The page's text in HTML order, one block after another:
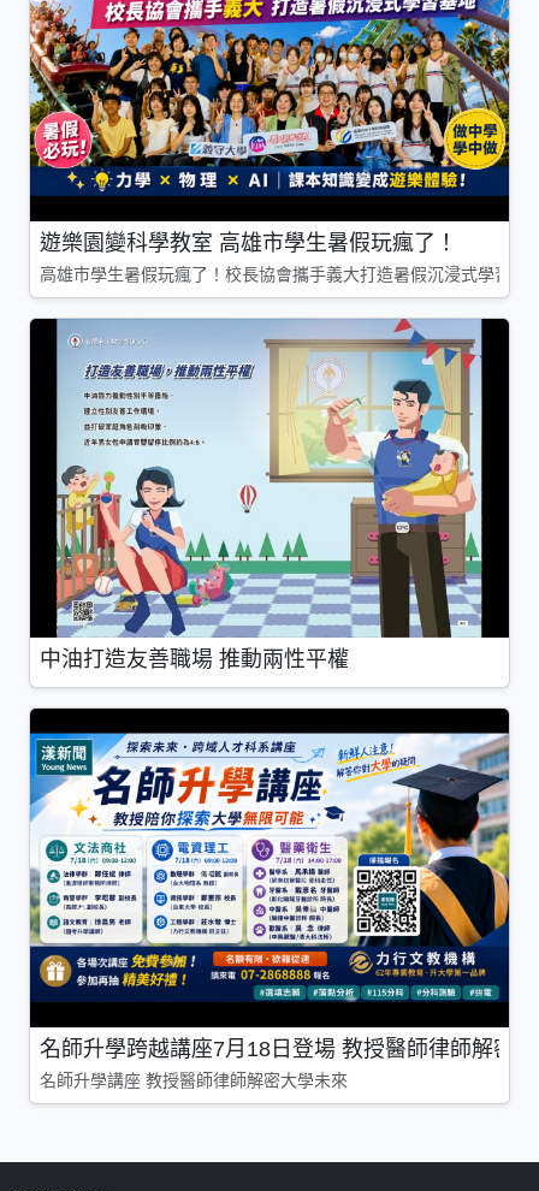
遊樂園變科學教室 高雄市學生暑假玩瘋了！
高雄市學生暑假玩瘋了！校長協會攜手義大打造暑假沉浸式學習基
中油打造友善職場 推動兩性平權
名師升學跨越講座7月18日登場 教授醫師律師解密
名師升學講座 教授醫師律師解密大學未來